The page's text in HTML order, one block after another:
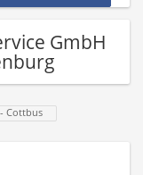
GmbH
Cottbus